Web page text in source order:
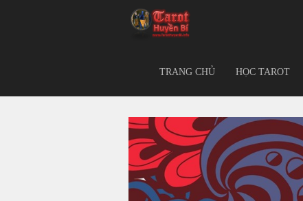
TRANG CHỦ HỌC TAROT